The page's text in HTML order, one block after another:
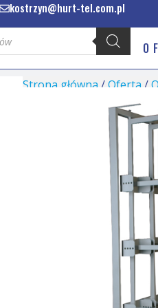
kostrzyn@hurt-tel.com.pl
O
Strona główna /Oferta /